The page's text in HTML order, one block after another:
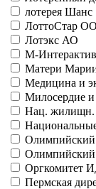
11001
Больше
41132
Больше
Игры
21012
21013
Больше
41099
41100
41101
41104
лотерея Шанс
ЛоттоСтар
Лотэкс АО
М-
Матери
Медицина и
Милосердие и
Нац. жилищн.
Олимпийский
Оргкомитет
Пермская